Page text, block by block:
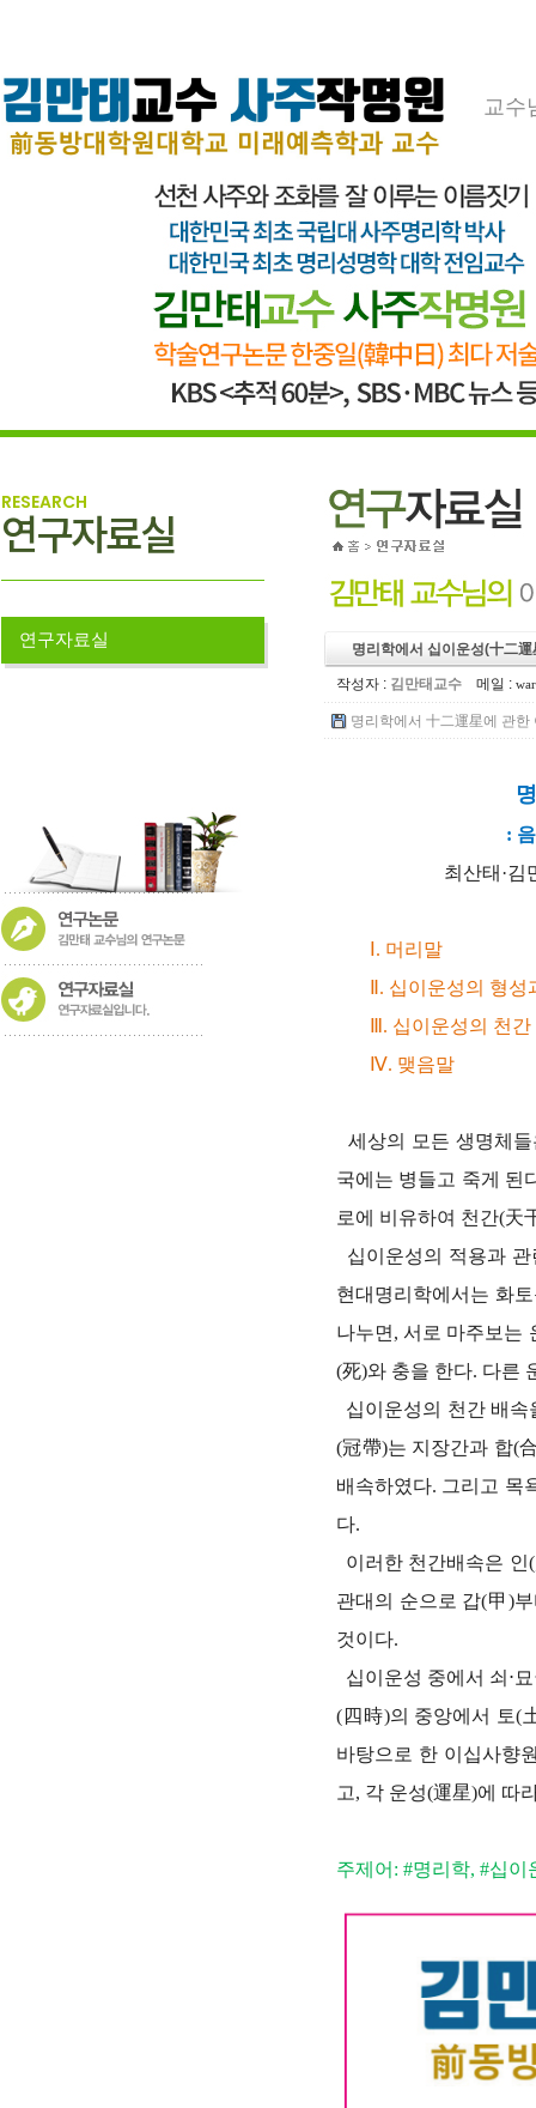
교수
RESEARCH
연구자료실
연구자료실 명리학에서 십이운성(十二
작성자 : 김만태교수 메일 :
명리학에서 十二運星에 관
:
최산태·김
Ⅰ. 머리말
Ⅱ. 십이운성의 형성
Ⅲ. 십이운성의 천간
Ⅳ. 맺음말
세상의 모든 생명체
국에는 병들고 죽게 된
로에 비유하여 천간(天
십이운성의 적용과
현대명리학에서는 화
나누면, 서로 마주보는
(死)와 충을 한다. 다른
십이운성의 천간 배
(冠帶)는 지장간과 합(
배속하였다. 그리고 목
다.
이러한 천간배속은 인(
관대의 순으로 갑(甲)
것이다.
십이운성 중에서 쇠⋅
(四時)의 중앙에서 토(
바탕으로 한 이십사향
고, 각 운성(運星)에 따
주제어: #명리학, #십